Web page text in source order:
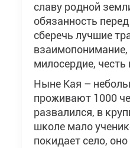
славу родной
обязанность
сберечь лучшие
взаимопонимание,
милосердие, честь
Ныне Кая –
проживают 1000
развалился, в
школе мало
покидает село,